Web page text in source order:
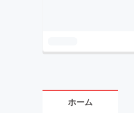
ホーム